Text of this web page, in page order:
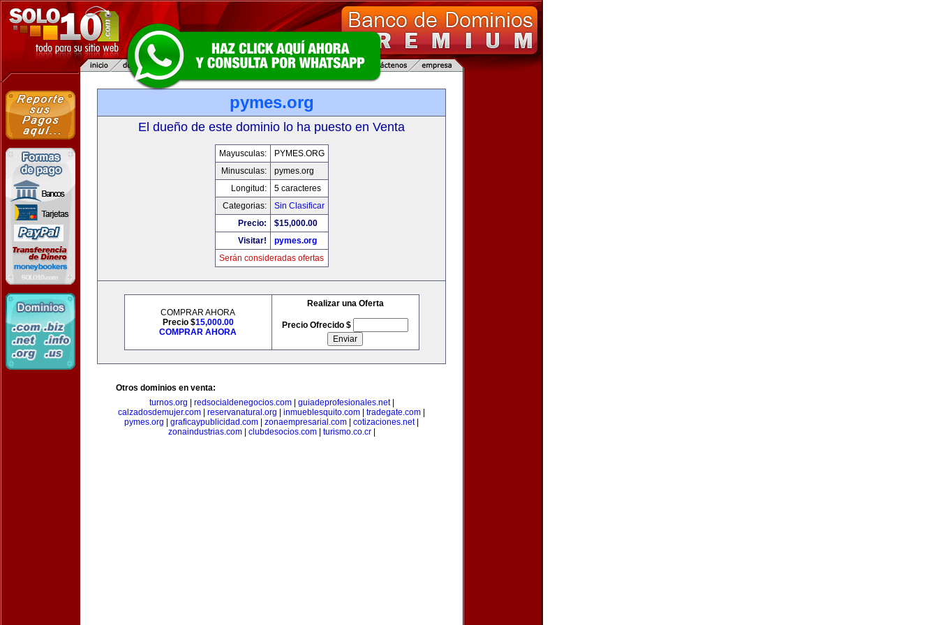
pymes.org
El dueño de este dominio lo ha puesto en Venta
Mayusculas:
PYMES.ORG
Minusculas:
pymes.org
Longitud:
5 caracteres
Categorias:
Sin Clasificar
Precio:
$15,000.00
Visitar!
pymes.org
Serán consideradas ofertas
COMPRAR AHORA
Precio $15,000.00
COMPRAR AHORA
Realizar una Oferta
Precio Ofrecido $
Otros dominios en venta:
turnos.org
redsocialdenegocios.com| guiadeprofesionales.net|
calzadosdemujer.com
reservanatural.org inmueblesquito.com tradegate.com
pymes.org
graficaypublicidad.com zonaempresarial.com cotizaciones.net|
zonaindustrias.com| clubdesocios.com| turismo.co.cr|